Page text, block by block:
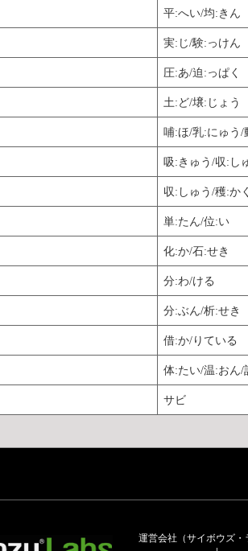
平:へい/均:きん
実:じ/験:っけん
圧:あ/迫:っぱく
土:ど/壌:じょう
哺:ほ/乳:にゅう/
吸:きゅう/収:し
収:しゅう/穫:か
単:たん/位:い
化:か/石:せき
分:わ/ける
分:ぶん/析:せき
借:か/りている
体:たい/温:おん/
サビ
運営会社（サイボウズ・